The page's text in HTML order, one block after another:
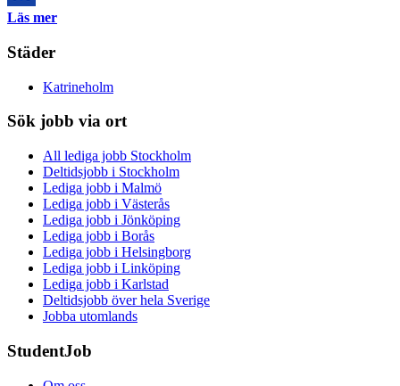
Läs mer
Städer
Katrineholm
Sök jobb via ort
All lediga jobb Stockholm
Deltidsjobb i Stockholm
Lediga jobb i Malmö
Lediga jobb i Västerås
Lediga jobb i Jönköping
Lediga jobb i Borås
Lediga jobb i Helsingborg
Lediga jobb i Linköping
Lediga jobb i Karlstad
Deltidsjobb över hela Sverige
Jobba utomlands
StudentJob